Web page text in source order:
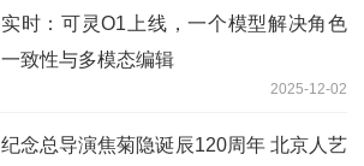
实时：可灵O1上线，一个模型解决角色
一致性与多模态编辑
2025-12-02
纪念总导演焦菊隐诞辰120周年 北京人艺